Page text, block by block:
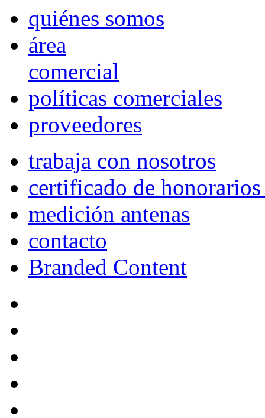
quiénes somos
área
comercial
políticas comerciales
proveedores
trabaja con nosotros
certificado de
medición antenas
contacto
Branded Content